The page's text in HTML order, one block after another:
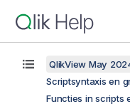
QlikView May
Scriptsyntaxis en
Functies in scripts